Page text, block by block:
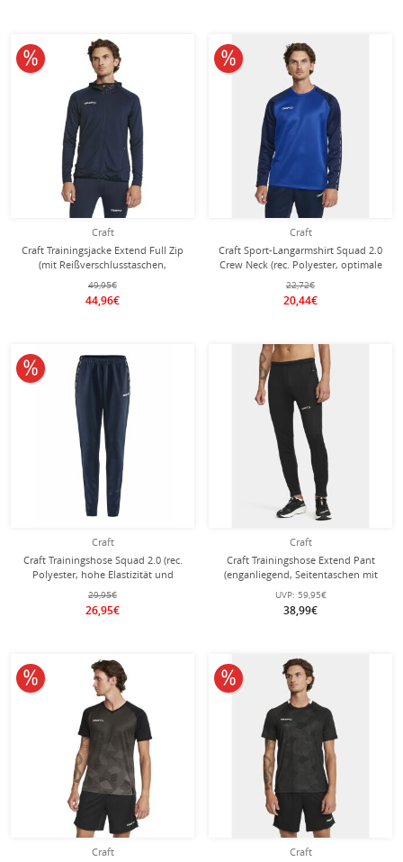
Craft
Craft Trainingsjacke Extend Full Zip
(mit Reißverschlusstaschen,
elastisches Material) navyblau
Herren
49,95€
44,96€
10% reduziert
Craft
Craft Sport-Langarmshirt Squad 2.0
Crew Neck (rec. Polyester, optimale
Bewegungsfreiheit) kobaltblau
Herren
22,72€
20,44€
10% reduziert
Craft
Craft Trainingshose Squad 2.0 (rec.
Polyester, hohe Elastizität und
ergonomisches Design) lang
navyblau Herren
29,95€
26,95€
10% reduziert
Craft
Craft Trainingshose Extend Pant
(enganliegend, Seitentaschen mit
Reissverschluss) lang schwarz
Herren
UVP: 59,95€
38,99€
Craft
10% reduziert
Craft
10% reduziert